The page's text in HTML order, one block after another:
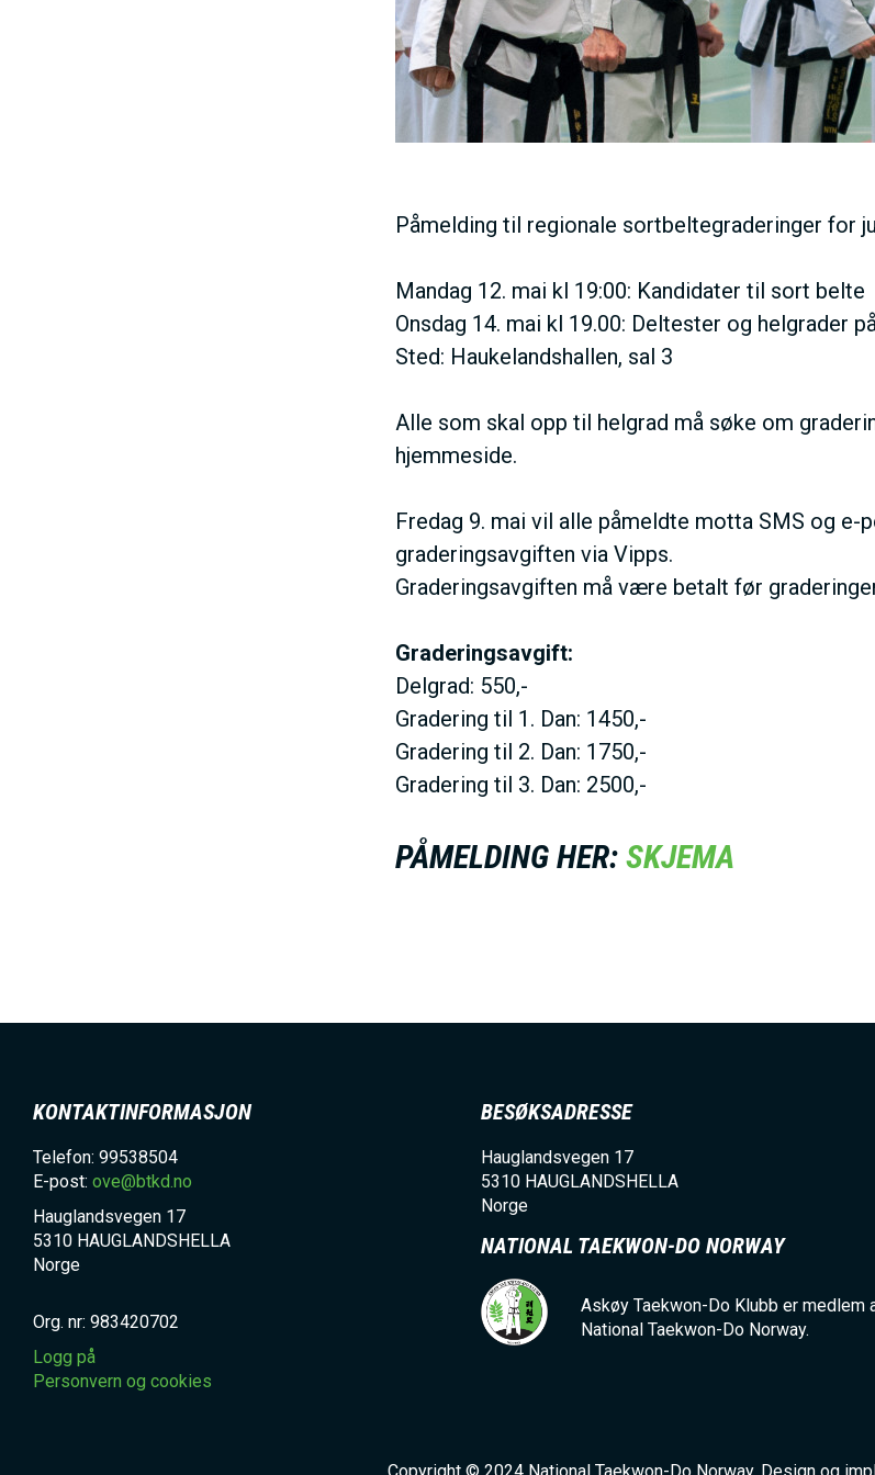
M
E
N
U
S
A
C
I
V
D
O
M
M
E
N
U
d
e
Påmelding til regionale sortbeltegraderinger for
Mandag 12. mai kl 19:00: Kandidater til sort belte
Onsdag 14. mai kl 19.00: Deltester og helgrader
Sted: Haukelandshallen, sal 3
Alle som skal opp til helgrad må søke om
hjemmeside.
Fredag 9. mai vil alle påmeldte motta SMS og e-
graderingsavgiften via Vipps.
Graderingsavgiften må være betalt før
Graderingsavgift:
Delgrad: 550,-
Gradering til 1. Dan: 1450,-
Gradering til 2. Dan: 1750,-
Gradering til 3. Dan: 2500,-
PÅMELDING HER: SKJEMA
KONTAKTINFORMASJON
Telefon: 99538504
E-post: ove@btkd.no
Hauglandsvegen 17
5310 HAUGLANDSHELLA
Norge
Org. nr: 983420702
Logg på
Personvern og cookies
BESØKSADRESSE
Hauglandsvegen 17
5310 HAUGLANDSHELLA
Norge
NATIONAL TAEKWON-DO NORWAY
Askøy Taekwon-Do Klubb er medlem
National Taekwon-Do Norway.